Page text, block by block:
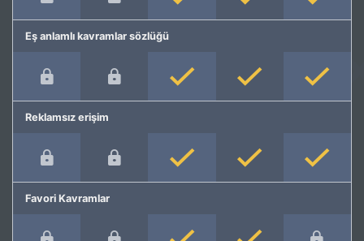
Eş anlamlı kavramlar sözlüğü
Reklamsız erişim
Favori Kavramlar